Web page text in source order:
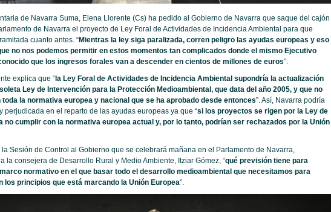
de Navarra Suma, Elena Llorente (Cs) ha pedido al Gobierno de Navarra que saque del cajón
de Navarra el proyecto de Ley Foral de Actividades de Incidencia Ambiental para que
cuanto antes. “Mientras la ley siga paralizada, corren peligro las ayudas europeas y eso
no nos podemos permitir en estos momentos tan complicados donde el mismo Ejecutivo
que los ingresos forales van a descender en cientos de millones de euros”.
explica que “la Ley Foral de Actividades de Incidencia Ambiental supondría la actualización
Ley de Intervención para la Protección Medioambiental, que data del año 2005, y que no
toda la normativa europea y nacional que se ha aprobado desde entonces”. Así, Navarra podría
perjudicada en el reparto de las ayudas europeas ya que “si los proyectos se rigen por la Ley de
no cumplir con la normativa europea actual y, por lo tanto, podrían ser rechazados por la Unión
la Sesión de Control al Gobierno que se celebrará mañana en el Parlamento de Navarra,
la consejera de Desarrollo Rural y Medio Ambiente, Itziar Gómez, “qué previsión tiene para
normativo en el que basar todo el desarrollo medioambiental que necesitamos para
los principios que está marcando la Unión Europea”.